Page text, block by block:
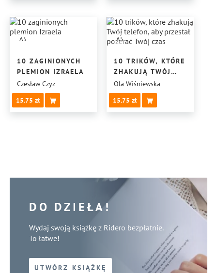
A5
10 ZAGINIONYCH
PLEMION IZRAELA
Czesław Czyż
15.75
A5
10 TRIKÓW, KTÓRE
ZHAKUJĄ TWÓJ
TELEFON,
ABY PRZESTAŁ
POŻERAĆ
TWÓJ CZAS
Ola Wiśniewska
15.75
DO DZIEŁA!
Wydaj swoją książkę z Ridero bezpłatnie.
To łatwe!
UTWÓRZ KSIĄŻKĘ